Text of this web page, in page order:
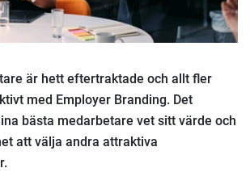
är hett eftertraktade och allt fler
med Employer Branding. Det
bästa medarbetare vet sitt värde och
att välja andra attraktiva